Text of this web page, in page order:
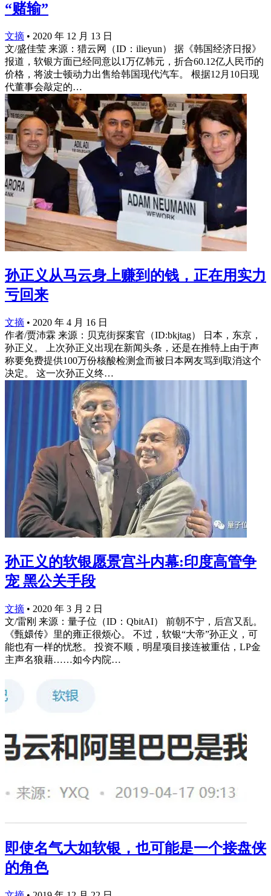
“赌输”
文摘 • 2020 年 12 月 13 日
文/盛佳莹 来源：猎云网（ID：ilieyun） 据《韩国经济日报》
报道，软银方面已经同意以1万亿韩元，折合60.12亿人民币的
价格，将波士顿动力出售给韩国现代汽车。 根据12月10日现
代董事会敲定的…
孙正义从马云身上赚到的钱，正在用实力
亏回来
文摘 • 2020 年 4 月 16 日
作者/贾沛霖 来源：贝克街探案官（ID:bkjtag） 日本，东京，
孙正义。 上次孙正义出现在新闻头条，还是在推特上由于声
称要免费提供100万份核酸检测盒而被日本网友骂到取消这个
决定。 这一次孙正义终…
孙正义的软银愿景宫斗内幕:印度高管争
宠 黑公关手段
文摘 • 2020 年 3 月 2 日
文/雷刚 来源：量子位（ID：QbitAI） 前朝不宁，后宫又乱。
《甄嬛传》里的雍正很烦心。 不过，软银“大帝”孙正义，可
能也有一样的忧愁。 投资不顺，明星项目接连被重估，LP金
主声名狼藉……如今内院…
即使名气大如软银，也可能是一个接盘侠
的角色